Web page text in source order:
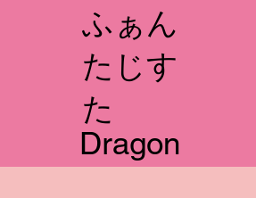
​ふぁん
たじす
た
Dragon